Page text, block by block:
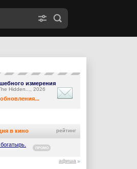
измерения
Hidden..., 2026
в кино рейтинг
ПРОМО
афиша